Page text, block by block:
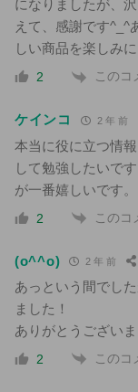
になりましたが、
えて、感謝です^_^
しい商品を楽しみ
2 このコ
ケインコ 2 年 前
本当に役に立つ情
して勉強したいで
が一番嬉しいです。
2 このコ
(o^^o) 2 年 前
あっという間でし
ました！
ありがとうございま
2 このコ